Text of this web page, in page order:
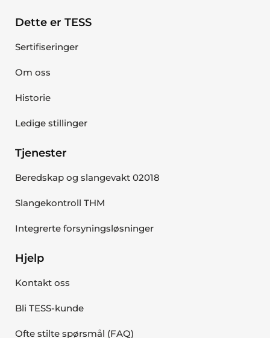
Dette er TESS
Sertifiseringer
Om oss
Historie
Ledige stillinger
Tjenester
Beredskap og slangevakt 02018
Slangekontroll THM
Integrerte forsyningsløsninger
Hjelp
Kontakt oss
Bli TESS-kunde
Ofte stilte spørsmål (FAQ)